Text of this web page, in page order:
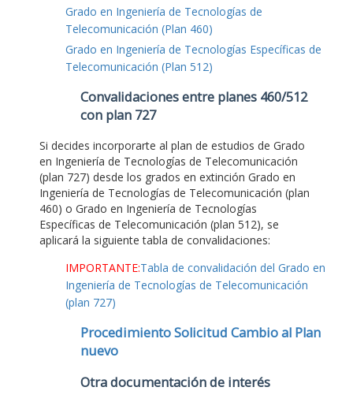
Grado en Ingeniería de Tecnologías de
Telecomunicación (Plan 460)
Grado en Ingeniería de Tecnologías Específicas de
Telecomunicación (Plan 512)
Convalidaciones entre planes 460/512
con plan 727
Si decides incorporarte al plan de estudios de Grado
en Ingeniería de Tecnologías de Telecomunicación
(plan 727) desde los grados en extinción Grado en
Ingeniería de Tecnologías de Telecomunicación (plan
460) o Grado en Ingeniería de Tecnologías
Específicas de Telecomunicación (plan 512), se
aplicará la siguiente tabla de convalidaciones:
IMPORTANTE:Tabla de convalidación del Grado en
Ingeniería de Tecnologías de Telecomunicación
(plan 727)
Procedimiento Solicitud Cambio al Plan
nuevo
Otra documentación de interés